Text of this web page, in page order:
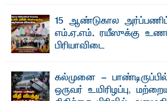
15 ஆண்டுகால
எம்.ஏ.எம். ரயீஸுக்கு
பிரியாவிடை
கல்முனை -
ஒருவர் உயிரிழப்பு,